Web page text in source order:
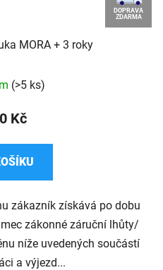
DOPRAVA
ZDARMA
MORA + 3 roky
hodnocení
produktu
z
hvězdiček.
(>5 ks)
Kč
zákazník získává po dobu
zákonné záruční lhůty/
níže uvedených součástí
a výjezd...